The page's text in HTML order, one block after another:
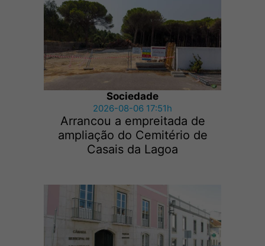
Sociedade
2026-08-06 17:51h
Arrancou a empreitada de
ampliação do Cemitério de
Casais da Lagoa